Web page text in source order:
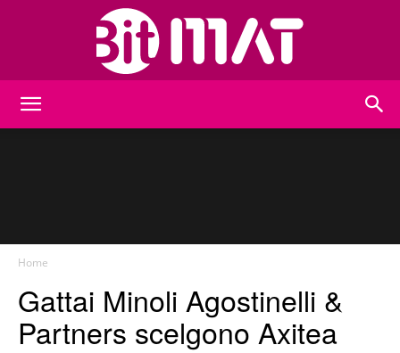
Home
Gattai Minoli Agostinelli &
Partners scelgono Axitea